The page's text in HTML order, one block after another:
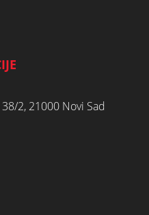
2, 21000 Novi Sad